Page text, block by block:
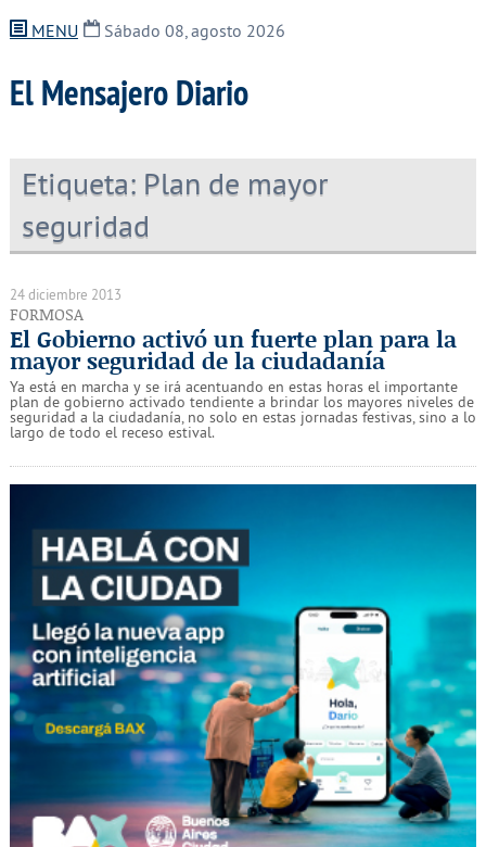
MENU Sábado 08, agosto 2026
El Mensajero Diario
Etiqueta: Plan de mayor
seguridad
24 diciembre 2013
FORMOSA
El Gobierno activó un fuerte plan para la
mayor seguridad de la ciudadanía
Ya está en marcha y se irá acentuando en estas horas el importante
plan de gobierno activado tendiente a brindar los mayores niveles de
seguridad a la ciudadanía, no solo en estas jornadas festivas, sino a lo
largo de todo el receso estival.